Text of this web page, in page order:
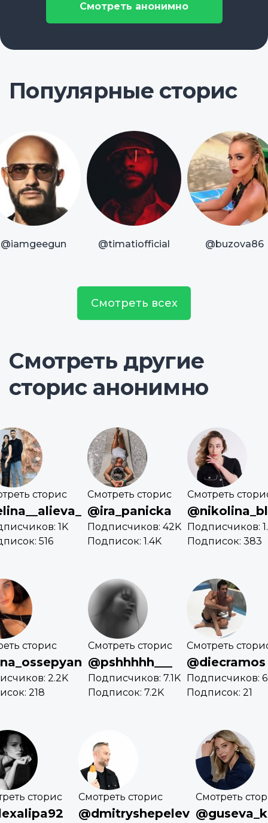
Смотреть анонимно
Популярные сторис
@iamgeegun @timatiofficial @buzova86
Смотреть всех
Смотреть другие
сторис анонимно
сторис
1K
516
Смотреть сторис
@ira_panicka
Подписчиков: 42K
Подписок: 1.4K
Смотреть
Подписчиков:
Подписок: 383
сторис
2.2K
218
Смотреть сторис
@pshhhhh___
Подписчиков: 7.1K
Подписок: 7.2K
Смотреть
@diecramos
Подписчиков:
Подписок: 21
сторис Смотреть сторис
@dmitryshepelev
Смотреть